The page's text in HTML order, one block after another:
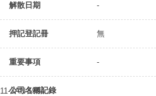
解散日期 -
押記登記冊 無
重要事項 -
公司名稱記錄
11-JAN-1994